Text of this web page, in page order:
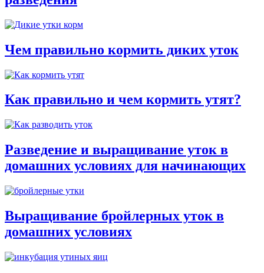
Чем правильно кормить диких уток
Как правильно и чем кормить утят?
Разведение и выращивание уток в
домашних условиях для начинающих
Выращивание бройлерных уток в
домашних условиях